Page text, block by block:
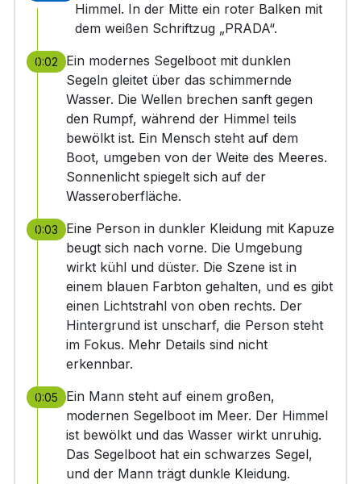
Himmel. In der Mitte ein roter Balken mit
dem weißen Schriftzug „PRADA“.
0:02
Ein modernes Segelboot mit dunklen
Segeln gleitet über das schimmernde
Wasser. Die Wellen brechen sanft gegen
den Rumpf, während der Himmel teils
bewölkt ist. Ein Mensch steht auf dem
Boot, umgeben von der Weite des Meeres.
Sonnenlicht spiegelt sich auf der
Wasseroberfläche.
0:03
Eine Person in dunkler Kleidung mit Kapuze
beugt sich nach vorne. Die Umgebung
wirkt kühl und düster. Die Szene ist in
einem blauen Farbton gehalten, und es gibt
einen Lichtstrahl von oben rechts. Der
Hintergrund ist unscharf, die Person steht
im Fokus. Mehr Details sind nicht
erkennbar.
0:05
Ein Mann steht auf einem großen,
modernen Segelboot im Meer. Der Himmel
ist bewölkt und das Wasser wirkt unruhig.
Das Segelboot hat ein schwarzes Segel,
und der Mann trägt dunkle Kleidung.